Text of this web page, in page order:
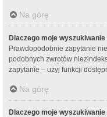
Na górę
Dlaczego moje
Prawdopodobnie zapytanie
podobnych zwrotów
zapytanie – użyj funkcji
Na górę
Dlaczego moje